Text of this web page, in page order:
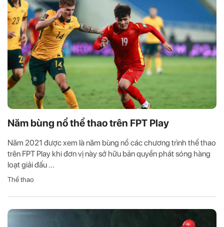
Năm bùng nổ thể thao trên FPT Play
Năm 2021 được xem là năm bùng nổ các chương trình thể thao
trên FPT Play khi đơn vị này sở hữu bản quyền phát sóng hàng
loạt giải đấu ...
Thể thao